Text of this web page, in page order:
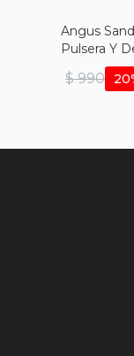
Angus
Pulsera Y
$ 990 20